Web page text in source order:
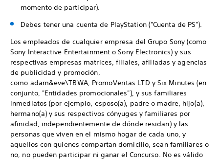
momento de participar).
Debes tener una cuenta de PlayStation ("Cuenta de PS").
Los empleados de cualquier empresa del Grupo Sony (como
Sony Interactive Entertainment o Sony Electronics) y sus
respectivas empresas matrices, filiales, afiliadas y agencias
de publicidad y promoción,
como adam&eve\TBWA, PromoVeritas LTD y Six Minutes (en
conjunto, "Entidades promocionales"), y sus familiares
inmediatos (por ejemplo, esposo(a), padre o madre, hijo(a),
hermano(a) y sus respectivos cónyuges y familiares por
afinidad, independientemente de dónde residan) y las
personas que viven en el mismo hogar de cada uno, y
aquellos con quienes compartan domicilio, sean familiares o
no, no pueden participar ni ganar el Concurso. No es válido